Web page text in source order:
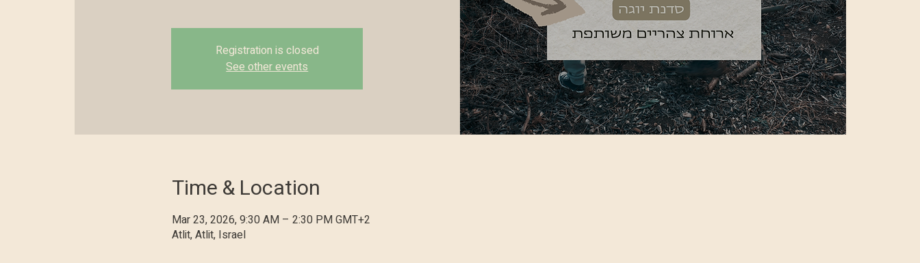
Registration is closed
See other events
Time & Location
Mar 23, 2026, 9:30 AM – 2:30 PM GMT+2
Atlit, Atlit, Israel